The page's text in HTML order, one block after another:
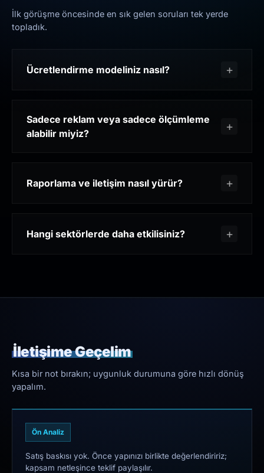
İlk görüşme öncesinde en sık gelen soruları tek yerde
topladık.
Ücretlendirme modeliniz nasıl?
Sadece reklam veya sadece ölçümleme
alabilir miyiz?
Raporlama ve iletişim nasıl yürür?
Hangi sektörlerde daha etkilisiniz?
İletişime Geçelim
Kısa bir not bırakın; uygunluk durumuna göre hızlı dönüş
yapalım.
Ön Analiz
Satış baskısı yok. Önce yapınızı birlikte değerlendiririz;
kapsam netleşince teklif paylaşılır.